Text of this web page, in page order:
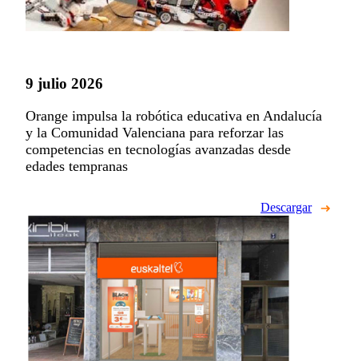
9 julio 2026
Orange impulsa la robótica educativa en Andalucía
y la Comunidad Valenciana para reforzar las
competencias en tecnologías avanzadas desde
edades tempranas
Descargar